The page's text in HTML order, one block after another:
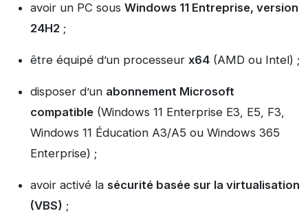
avoir un PC sous Windows 11 Entreprise, version
24H2 ;
être équipé d’un processeur x64 (AMD ou Intel) ;
disposer d’un abonnement Microsoft
compatible (Windows 11 Enterprise E3, E5, F3,
Windows 11 Éducation A3/A5 ou Windows 365
Enterprise) ;
avoir activé la sécurité basée sur la virtualisation
(VBS) ;